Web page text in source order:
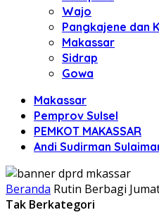
Wajo
Pangkajene dan
Makassar
Sidrap
Gowa
Makassar
Pemprov Sulsel
PEMKOT MAKASSAR
Andi Sudirman
Beranda Rutin Berbagi
Tak Berkategori